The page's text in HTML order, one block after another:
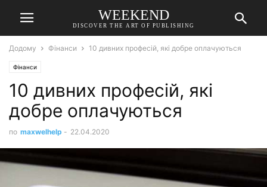
WEEKEND
DISCOVER THE ART OF PUBLISHING
Додому Фінанси 10 дивних професій, які добре оплачуються
Фінанси
10 дивних професій, які
добре оплачуються
по maxwelhelp - 22.04.2020